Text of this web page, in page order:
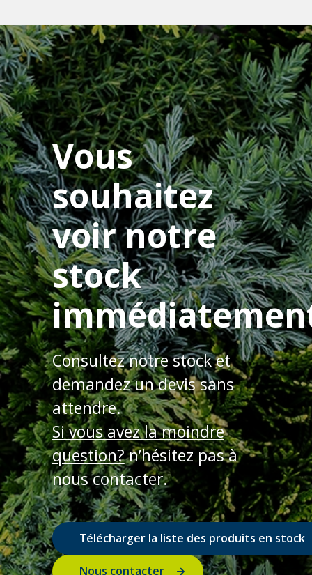
Vous
souhaitez
voir notre
stock
Consultez notre stock et
demandez un devis sans
attendre.
Si vous avez la moindre
question?n’hésitez pas à
nous contacter.
Télécharger la liste des produits en stock
Nous contacter